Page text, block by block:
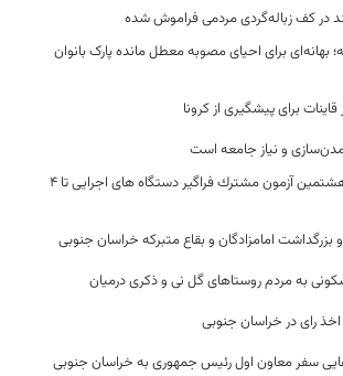
در کف زباله‌گردی مردمی فراموش شده
بهانه‌ای برای احیای مصوبه معطل مانده پارک بانوان
و نیاز جامعه است
تمدید مهلت ثبت نام هشتمين آزمون مشترك فراگير دستگاه های اجرايی تا ۴
بزرگداشت امامزادگان و بقاع متبرکه خراسان جنوبی
به مردم روستاهای گل نی و ذکری درمیان
سفر معاون اول رئیس جمهوری به خراسان جنوبی